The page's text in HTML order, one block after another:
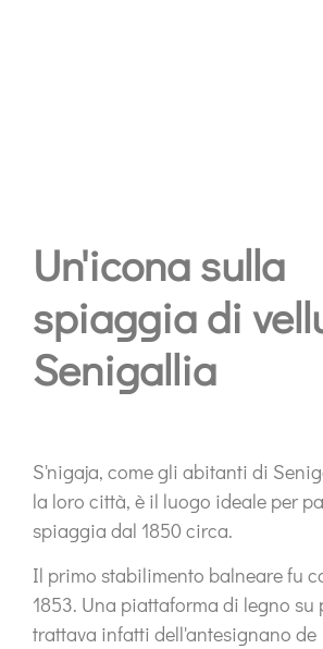
Un'icona sulla
spiaggia di
Senigallia
S'nigaja, come gli abitanti di
la loro città, è il luogo ideale per
spiaggia dal 1850 circa.
Il primo stabilimento balneare fu
1853. Una piattaforma di legno su
trattava infatti dell'antesignano